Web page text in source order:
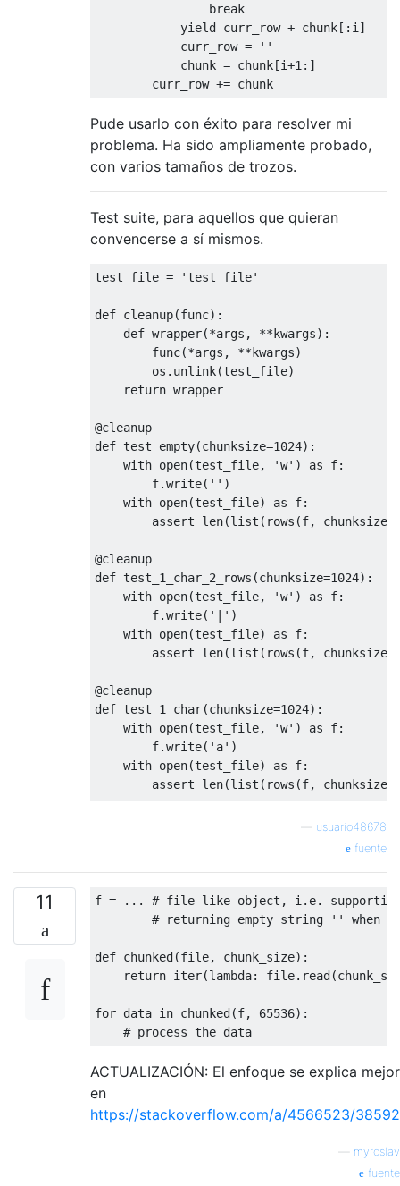
break
yield curr_row + chunk[: i ]
            curr_row
=
''
            chunk
= chunk[i+1 :]
        curr_row
+= chunk
Pude usarlo con éxito para resolver mi
problema. Ha sido ampliamente probado,
con varios tamaños de trozos.
Test suite, para aquellos que quieran
convencerse a sí mismos.
test_file = 'test_file'
def cleanup(func):
def wrapper(*args , **kwargs):
        func
(*args , **kwargs)
        os
. unlink(test_file)
return wrapper
@cleanup
def test_empty(chunksize=1024):
with open(test_file, 'w' ) as f:
        f
.write( '' )
with open(test_file) as f:
assert len(list ( rows (f, chunksize
@cleanup
def test_1_char_2_rows (chunksize=1024):
with open(test_file, 'w' ) as f:
        f
.write( '|' )
with open(test_file) as f:
assert len(list ( rows (f, chunksize
@cleanup
def test_1_char(chunksize=1024):
with open(test_file, 'w' ) as f:
        f
.write( 'a' )
with open(test_file) as f:
assert len(list ( rows (f, chunksize
1024
for i in range(1025):
            f
. write 'a')
open(test_file) as f:
@cleanup
with open(test_file , 'w')
for i in range
        f
.write ( '|' )
chunksize=
usuario48678
fuente
11 f = ...
# file-like object, i.e.
# returning empty string '' when
def chunked(file, chunk_size):
return iter(lambda: file. read(
for data in chunked(f, 65536):
# process the data
ACTUALIZACIÓN: El enfoque se explica mejor
en
https://stackoverflow.com/a/4566523/38592
myroslav
fuente